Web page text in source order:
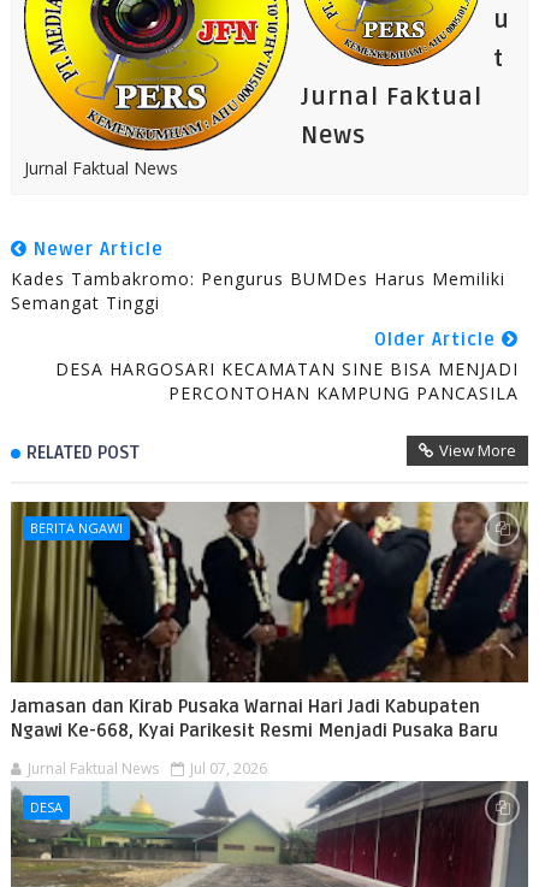
u
t
Jurnal Faktual
News
Jurnal Faktual News
Newer Article
Kades Tambakromo: Pengurus BUMDes Harus Memiliki
Semangat Tinggi
Older Article
DESA HARGOSARI KECAMATAN SINE BISA MENJADI
PERCONTOHAN KAMPUNG PANCASILA
RELATED POST View More
BERITA NGAWI
Jamasan dan Kirab Pusaka Warnai Hari Jadi Kabupaten
Ngawi Ke-668, Kyai Parikesit Resmi Menjadi Pusaka Baru
Jurnal Faktual News Jul 07, 2026
DESA